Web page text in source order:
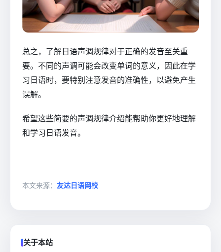
总之，了解日语声调规律对于正确的发音至关重
要。不同的声调可能会改变单词的意义，因此在学
习日语时，要特别注意发音的准确性，以避免产生
误解。
希望这些简要的声调规律介绍能帮助你更好地理解
和学习日语发音。
本文来源： 友达日语网校
关于本站